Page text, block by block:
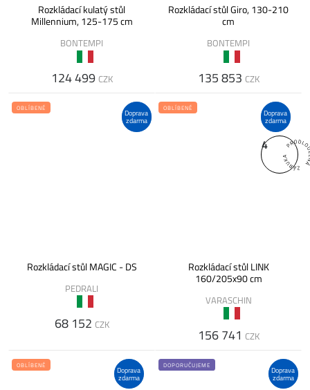
Rozkládací kulatý stůl
Millennium, 125-175 cm
BONTEMPI
124 499 CZK
Rozkládací stůl Giro, 130-210
cm
BONTEMPI
135 853 CZK
Doprava
zdarma
OBLÍBENÉ
Rozkládací stůl MAGIC - DS
PEDRALI
68 152 CZK
Doprava
zdarma
4
OBLÍBENÉ
Rozkládací stůl LINK
160/205x90 cm
VARASCHIN
156 741 CZK
Doprava
zdarma
OBLÍBENÉ Doprava
zdarma
DOPORUČUJEME